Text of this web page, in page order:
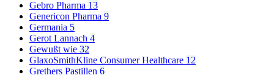
Gebro Pharma 13
Genericon Pharma 9
Germania 5
Gerot Lannach 4
Gewußt wie 32
GlaxoSmithKline Consumer Healthcare 12
Grethers Pastillen 6